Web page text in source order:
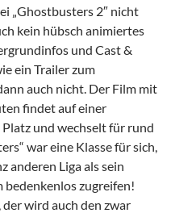
„Ghostbusters 2″ nicht
kein hübsch animiertes
und Cast &
ein Trailer zum
auch nicht. Der Film mit
findet auf einer
und wechselt für rund
war eine Klasse für sich,
anderen Liga als sein
bedenkenlos zugreifen!
wird auch den zwar